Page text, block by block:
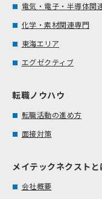
電気・電子・半導体関
化学・素材関連専門
東海エリア
エグゼクティブ
転職ノウハウ
転職活動の進め方
面接対策
メイテックネクストと
会社概要